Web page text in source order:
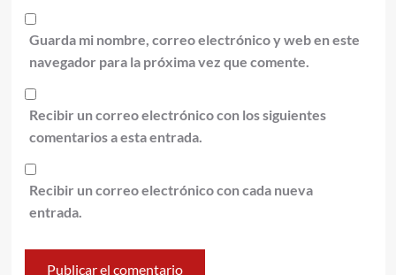
Guarda mi nombre, correo electrónico y web en este
navegador para la próxima vez que comente.
Recibir un correo electrónico con los siguientes
comentarios a esta entrada.
Recibir un correo electrónico con cada nueva
entrada.